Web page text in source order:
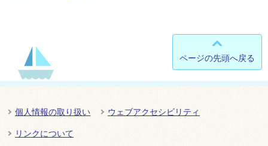
ページの先頭へ戻る
個人情報の取り扱い ウェブアクセシビリティ
リンクについて